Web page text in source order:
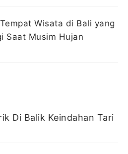
Wisata di Bali yang
Saat Musim Hujan
Di Balik Keindahan Tari